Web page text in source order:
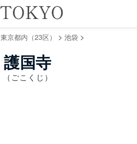
東京都内（23区） > 池袋>
護国寺
（ごこくじ）